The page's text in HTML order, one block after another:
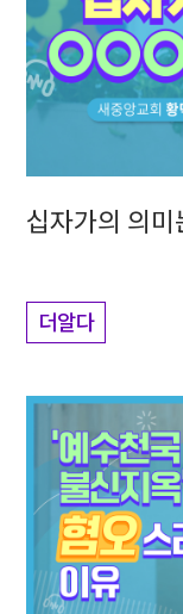
십자가의 의
더알다